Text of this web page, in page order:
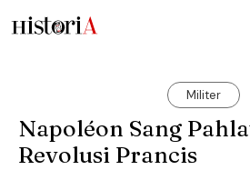
Militer
Napoléon Sang
Revolusi Prancis